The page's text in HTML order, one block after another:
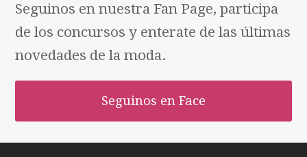
Seguinos en nuestra Fan Page, participa
de los concursos y enterate de las últimas
novedades de la moda.
Seguinos en Face